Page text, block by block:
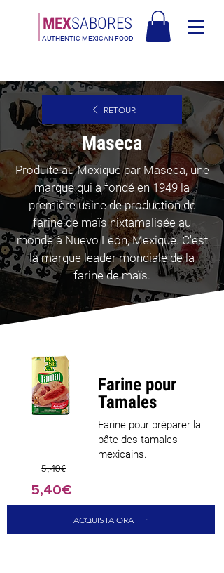
MEXSABORES
AUTHENTIC MEXICAN FOOD
RETOUR
Maseca
Produite au Mexique par Maseca, une
marque qui a fondé en 1949 la
première usine de production de
farine de maïs nixtamalisée au
monde à Nuevo León, Mexique. C'est
la marque leader mondiale de la
farine de maïs.
Farine pour
Tamales
Farine pour préparer la
pâte des tamales
mexicains.
5,40€
5,40€
ACQUISTA ORA